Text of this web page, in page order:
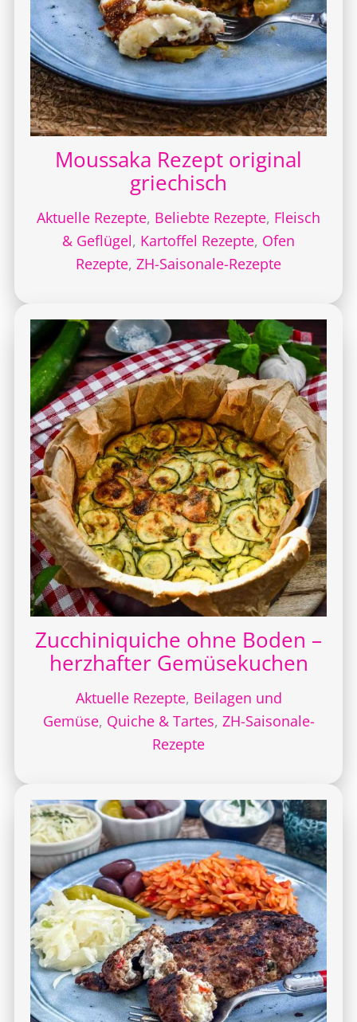
Moussaka Rezept original
griechisch
Aktuelle Rezepte, Beliebte Rezepte, Fleisch
& Geflügel, Kartoffel Rezepte, Ofen
Rezepte, ZH-Saisonale-Rezepte
Zucchiniquiche ohne Boden –
herzhafter Gemüsekuchen
Aktuelle Rezepte, Beilagen und
Gemüse, Quiche & Tartes, ZH-Saisonale-
Rezepte